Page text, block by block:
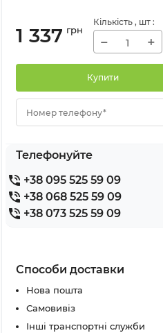
1 337 грн
Кількість , шт :
− +
Купити
Номер телефону*
Телефонуйте
+38 095 525 59 09
+38 068 525 59 09
+38 073 525 59 09
Способи доставки
Нова пошта
Самовивіз
Інші транспортні служби